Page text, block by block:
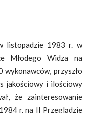
listopadzie 1983 r. w
Młodego Widza na
wykonawców, przyszło
jakościowy i ilościowy
że zainteresowanie
r. na II Przeglądzie